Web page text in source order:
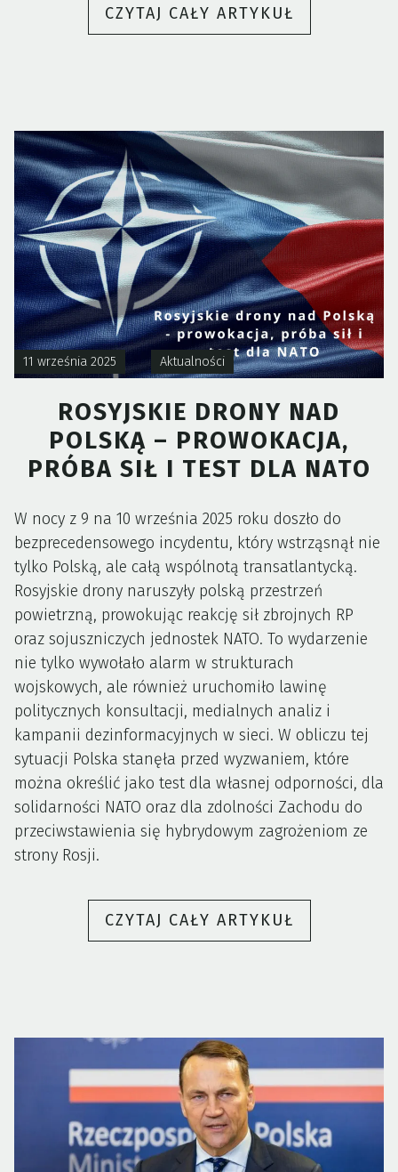
CZYTAJ CAŁY ARTYKUŁ
MĘSKA
W
ŚWIECIE
I
POLITYKI”
11 września 2025 Aktualności
ROSYJSKIE DRONY NAD
POLSKĄ – PROWOKACJA,
PRÓBA SIŁ I TEST DLA NATO
W nocy z 9 na 10 września 2025 roku doszło do
bezprecedensowego incydentu, który wstrząsnął nie
tylko Polską, ale całą wspólnotą transatlantycką.
Rosyjskie drony naruszyły polską przestrzeń
powietrzną, prowokując reakcję sił zbrojnych RP
oraz sojuszniczych jednostek NATO. To wydarzenie
nie tylko wywołało alarm w strukturach
wojskowych, ale również uruchomiło lawinę
politycznych konsultacji, medialnych analiz i
kampanii dezinformacyjnych w sieci. W obliczu tej
sytuacji Polska stanęła przed wyzwaniem, które
można określić jako test dla własnej odporności, dla
solidarności NATO oraz dla zdolności Zachodu do
przeciwstawienia się hybrydowym zagrożeniom ze
strony Rosji.
CZYTAJ CAŁY ARTYKUŁ
DRONY
PRÓBA
SIŁ
I
TEST
DLA